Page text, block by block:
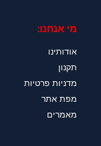
מי אנחנו:
אודותינו
תקנון
מדניות פרטיות
מפת אתר
מאמרים